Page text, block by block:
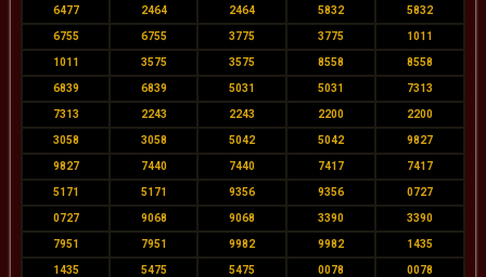
6477 2464 2464 5832 5832
6755 6755 3775 3775 1011
1011 3575 3575 8558 8558
6839 6839 5031 5031 7313
7313 2243 2243 2200 2200
3058 3058 5042 5042 9827
9827 7440 7440 7417 7417
5171 5171 9356 9356 0727
0727 9068 9068 3390 3390
7951 7951 9982 9982 1435
1435 5475 5475 0078 0078